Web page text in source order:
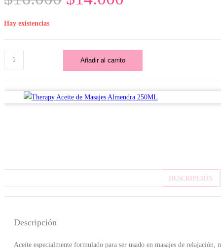
era:
$16.000.
es:
$14.000.
Hay existencias
Therapy
Aceite
Masajes
Almendra
Añadir al carrito
DESCRIPCIÓN
Descripción
Aceite especialmente formulado para ser usado en masajes de